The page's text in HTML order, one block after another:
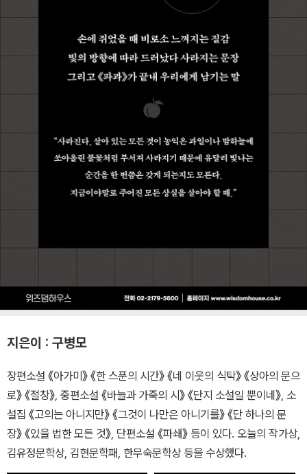
지은이 : 구병모
장편소설 《아가미》 《한 스푼의 시간》 《네 이웃의 식탁》 《상아의 문으
로》 《절창》, 중편소설 《바늘과 가죽의 시》 《단지 소설일 뿐이네》, 소
설집 《고의는 아니지만》 《그것이 나만은 아니기를》 《단 하나의 문
장》 《있을 법한 모든 것》, 단편소설 《파쇄》 등이 있다. 오늘의 작가상,
김유정문학상, 김현문학패, 한무숙문학상 등을 수상했다.